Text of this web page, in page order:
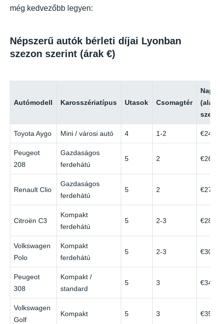
még kedvezőbb legyen:
Népszerű autók bérleti díjai Lyonban
szezon szerint (árak €)
Autómodell Karosszériatípus Utasok Csomagtér
Napi
Toyota Aygo Mini / városi autó 4 1-2 €24
Peugeot
208
Gazdaságos
ferdehátú
5 2 €26
Renault Clio
Gazdaságos
ferdehátú
5 2 €27
Citroën C3
Kompakt
ferdehátú
5 2-3 €28
Volkswagen
Polo
Kompakt
ferdehátú
5 2-3 €30
Peugeot
308
Kompakt /
standard
5 3 €34
Volkswagen
Golf
Kompakt 5 3 €35